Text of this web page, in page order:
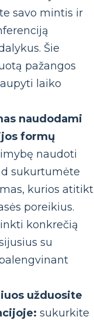
savo mintis ir
Šie
pažangos
laiko
naudodami
formų
naudoti
sukurtumėte
kurios
poreikius.
konkrečią
su
užduosite
sukurkite